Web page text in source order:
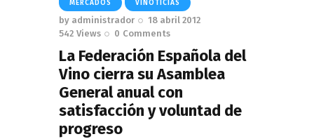
MERCADOS VINOTICIAS
by administrador
18 abril 2012
542 Views 0 Comments
La Federación Española del
Vino cierra su Asamblea
General anual con
satisfacción y voluntad de
progreso